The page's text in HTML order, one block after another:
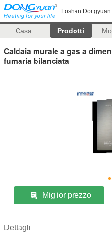
Foshan
Casa Prodotti
Caldaia murale a gas a
fumaria bilanciata
Miglior prezzo
Dettagli